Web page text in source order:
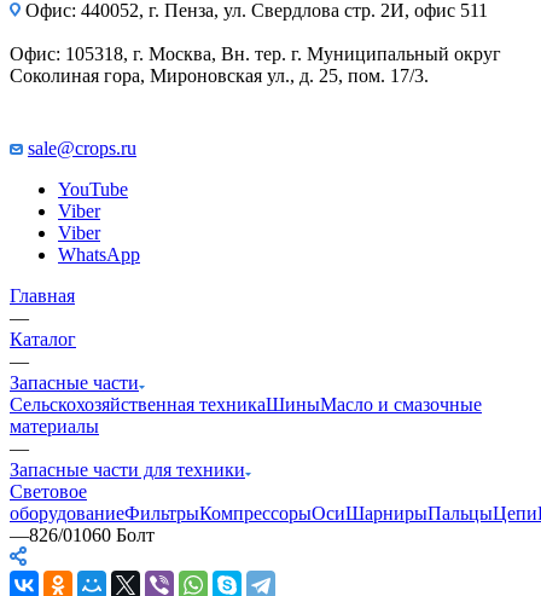
Офис: 440052, г. Пенза, ул. Свердлова стр. 2И, офис 511
Офис: 105318, г. Москва, Вн. тер. г. Муниципальный округ
Соколиная гора, Мироновская ул., д. 25, пом. 17/3.
sale@crops.ru
YouTube
Viber
Viber
WhatsApp
Главная
—
Каталог
—
Запасные части
Сельскохозяйственная техникаШиныМасло и смазочные
материалы
—
Запасные части для техники
Световое
оборудованиеФильтрыКомпрессорыОсиШарнирыПальцыЦепи
—826/01060 Болт